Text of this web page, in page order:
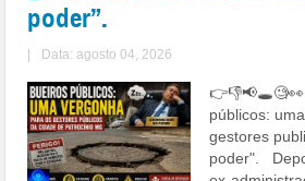
poder”.
Data: agosto 04, 2026
públicos:
gestores
poder".